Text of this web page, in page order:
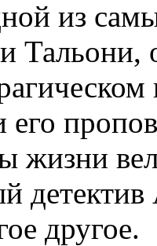
из
его
жизни
детектив
другое.